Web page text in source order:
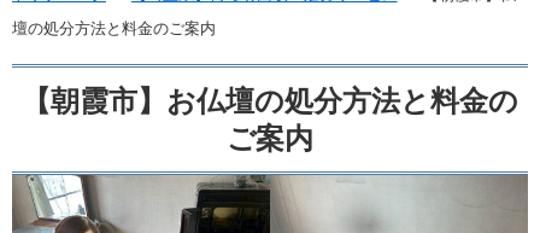
壇の処分方法と料金のご案内
【朝霞市】お仏壇の処分方法と料金の
ご案内